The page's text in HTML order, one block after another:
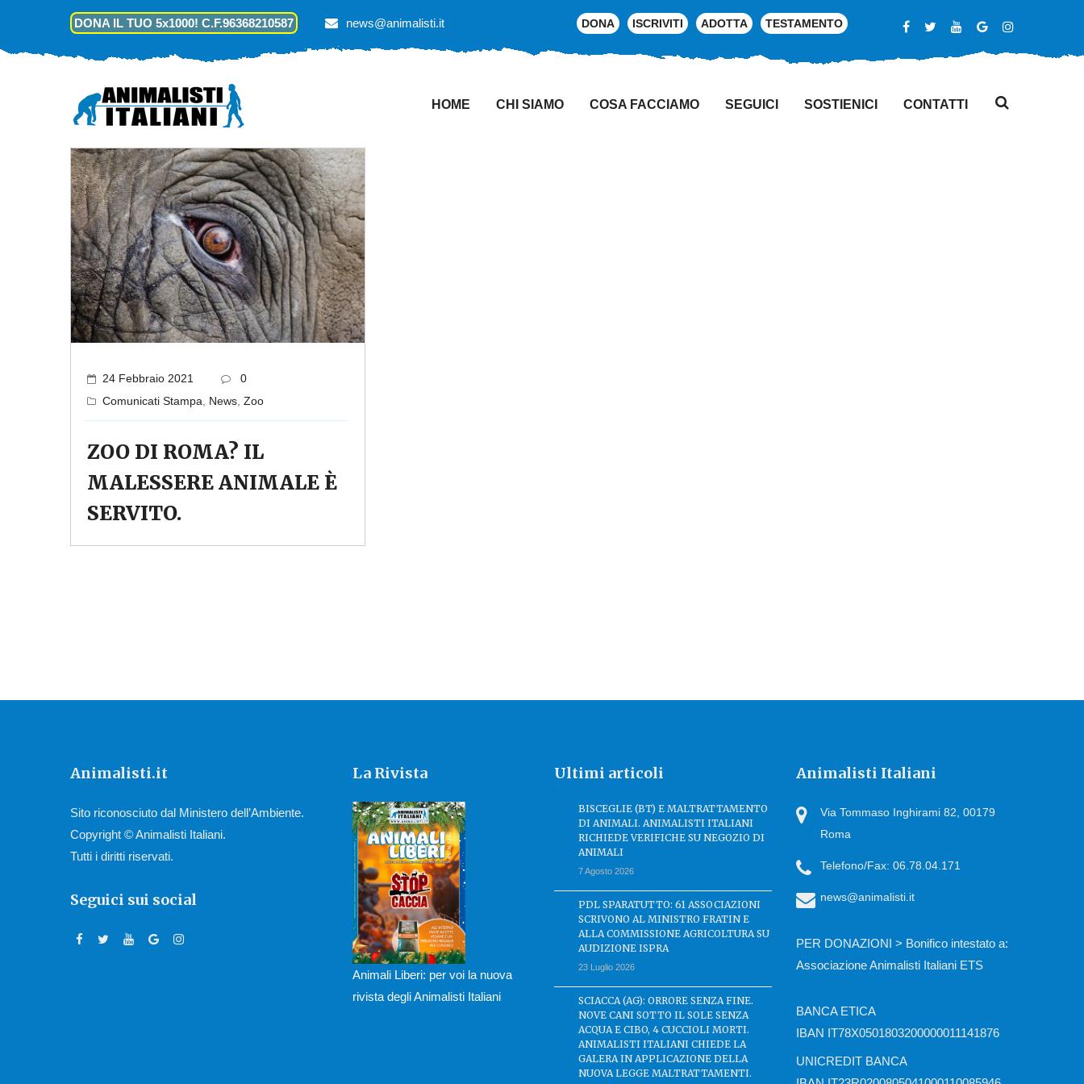
DONA IL TUO 5x1000! C.F.96368210587 news@animalisti.it DONA ISCRIVITI ADOTTA TESTAMENTO
HOME CHI SIAMO COSA FACCIAMO SEGUICI SOSTIENICI CONTATTI
24 Febbraio 2021
0
Comunicati Stampa
News Zoo
ZOO DI ROMA? IL
MALESSERE ANIMALE È
SERVITO.
Animalisti.it
Sito riconosciuto dal Ministero dell’Ambiente.
Copyright © Animalisti Italiani.
Tutti i diritti riservati.
Seguici sui social
La Rivista
Animali Liberi: per voi la nuova
rivista degli Animalisti Italiani
Ultimi articoli
BISCEGLIE (BT) E MALTRATTAMENTO
DI ANIMALI. ANIMALISTI ITALIANI
RICHIEDE VERIFICHE SU NEGOZIO DI
ANIMALI
7 Agosto 2026
PDL SPARATUTTO: 61 ASSOCIAZIONI
SCRIVONO AL MINISTRO FRATIN E
ALLA COMMISSIONE AGRICOLTURA SU
AUDIZIONE ISPRA
23 Luglio 2026
SCIACCA (AG): ORRORE SENZA FINE.
NOVE CANI SOTTO IL SOLE SENZA
ACQUA E CIBO, 4 CUCCIOLI MORTI.
ANIMALISTI ITALIANI CHIEDE LA
GALERA IN APPLICAZIONE DELLA
NUOVA LEGGE MALTRATTAMENTI.
Animalisti Italiani
Via Tommaso Inghirami 82, 00179
Roma
Telefono/Fax: 06.78.04.171
news@animalisti.it
PER DONAZIONI > Bonifico intestato a:
Associazione Animalisti Italiani ETS
BANCA ETICA
IBAN IT78X0501803200000011141876
UNICREDIT BANCA